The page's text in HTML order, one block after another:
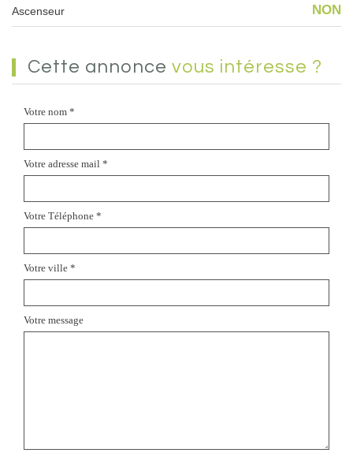
Ascenseur NON
cette annonce vous intéresse ?
Votre nom *
Votre adresse mail *
Votre Téléphone *
Votre ville *
Votre message